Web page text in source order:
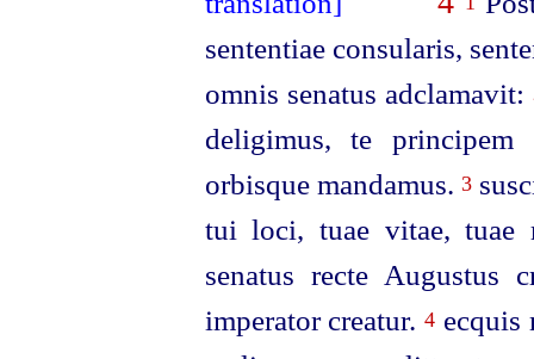
sententiae consularis,
omnis senatus adclamavit:
deligimus, te
orbisque mandamus. 3
tui loci, tuae vitae, tuae
senatus recte Augustus
imperator creatur.4 ecquis